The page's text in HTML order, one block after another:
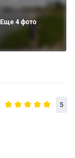
Еще 4 фото
5